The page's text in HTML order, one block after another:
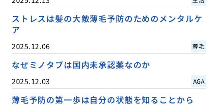
ストレスは髪の大敵薄毛予防のためのメンタルケ
ア
2025.12.06 薄毛
なぜミノタブは国内未承認薬なのか
2025.12.03 AGA
薄毛予防の第一歩は自分の状態を知ることから